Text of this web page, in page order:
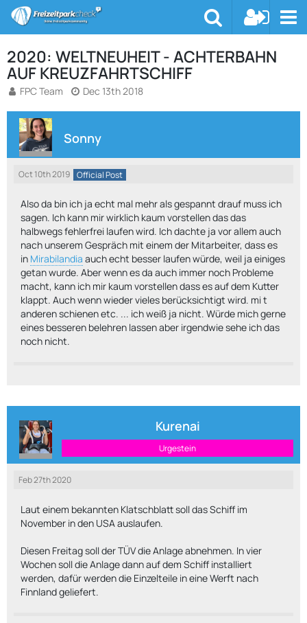
2020: WELTNEUHEIT - ACHTERBAHN
AUF KREUZFAHRTSCHIFF
FPC Team Dec 13th 2018
Sonny
Oct 10th 2019 Official Post
Also da bin ich ja echt mal mehr als gespannt drauf muss ich
sagen. Ich kann mir wirklich kaum vorstellen das das
halbwegs fehlerfrei laufen wird. Ich dachte ja vor allem auch
nach unserem Gespräch mit einem der Mitarbeiter, dass es
in Mirabilandia auch echt besser laufen würde, weil ja einiges
getan wurde. Aber wenn es da auch immer noch Probleme
macht, kann ich mir kaum vorstellen dass es auf dem Kutter
klappt. Auch wenn wieder vieles berücksichtigt wird. mi t
anderen schienen etc. ... ich weiß ja nicht. Würde mich gerne
eines besseren belehren lassen aber irgendwie sehe ich das
noch nicht.
Kurenai
Urgestein
Feb 27th 2020
Laut einem bekannten Klatschblatt soll das Schiff im
November in den USA auslaufen.
Diesen Freitag soll der TÜV die Anlage abnehmen. In vier
Wochen soll die Anlage dann auf dem Schiff installiert
werden, dafür werden die Einzelteile in eine Werft nach
Finnland geliefert.